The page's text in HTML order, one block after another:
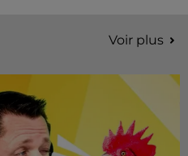
Voir plus